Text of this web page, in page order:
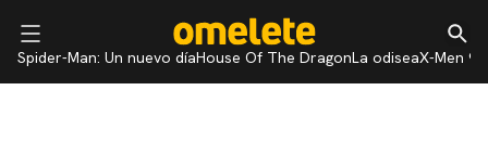
Spider-Man: Un nuevo díaHouse Of The DragonLa odiseaX-Men 97